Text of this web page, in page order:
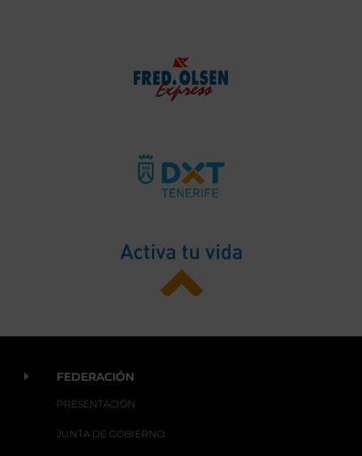
E FEDERACIÓN
PRESENTACIÓN
JUNTA DE GOBIERNO